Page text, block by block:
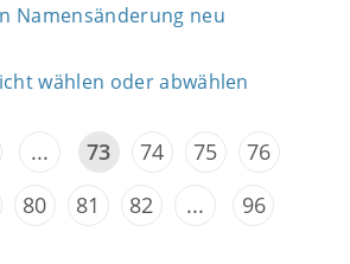
Namensänderung neu
wählen oder abwählen
... 73 74 75
76
80 81 82 ... 96